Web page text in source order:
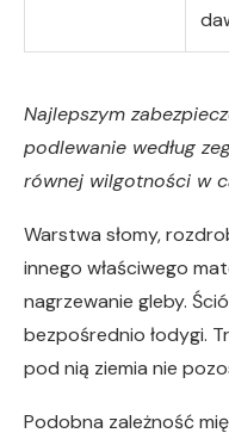
Najlepszym
podlewanie według
równej wilgotności w
Warstwa słomy,
innego właściwego
nagrzewanie gleby.
bezpośrednio łodygi.
pod nią ziemia nie
Podobna zależność